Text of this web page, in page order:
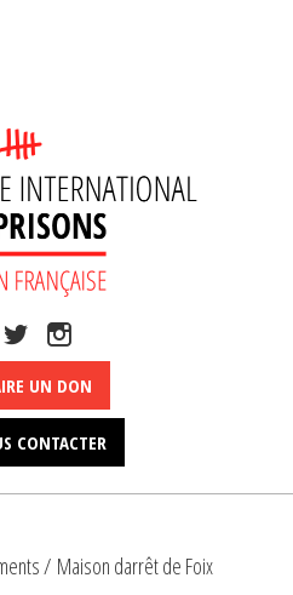
UN DON
CONTACTER
Maison darrêt de Foix